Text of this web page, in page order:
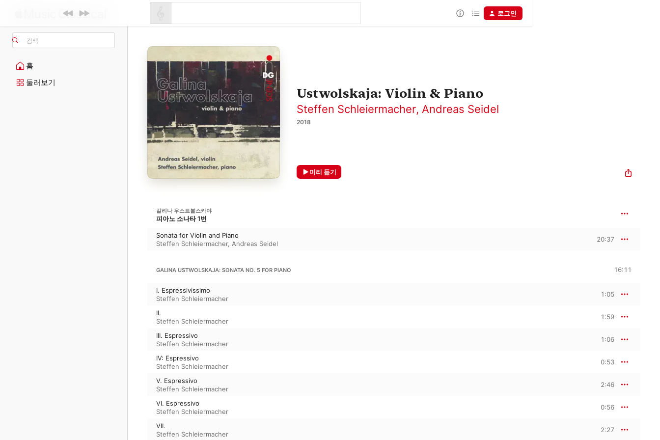
검색
홈
둘러보기
로그인
Ustwolskaja: Violin & Piano
Steffen Schleiermacher, Andreas Seidel
2018
미리 듣기
갈리나 우스트볼스카야
피아노 소나타 1번
Sonata for Violin and Piano
Steffen Schleiermacher, Andreas Seidel
20:37
GALINA USTWOLSKAJA: SONATA NO. 5 FOR PIANO 16:11
I. Espressivissimo
Steffen Schleiermacher
1:05
II.
Steffen Schleiermacher
1:59
III. Espressivo
Steffen Schleiermacher
1:06
IV: Espressivo
Steffen Schleiermacher
0:53
V. Espressivo
Steffen Schleiermacher
2:46
VI. Espressivo
Steffen Schleiermacher
0:56
VII.
Steffen Schleiermacher
2:27